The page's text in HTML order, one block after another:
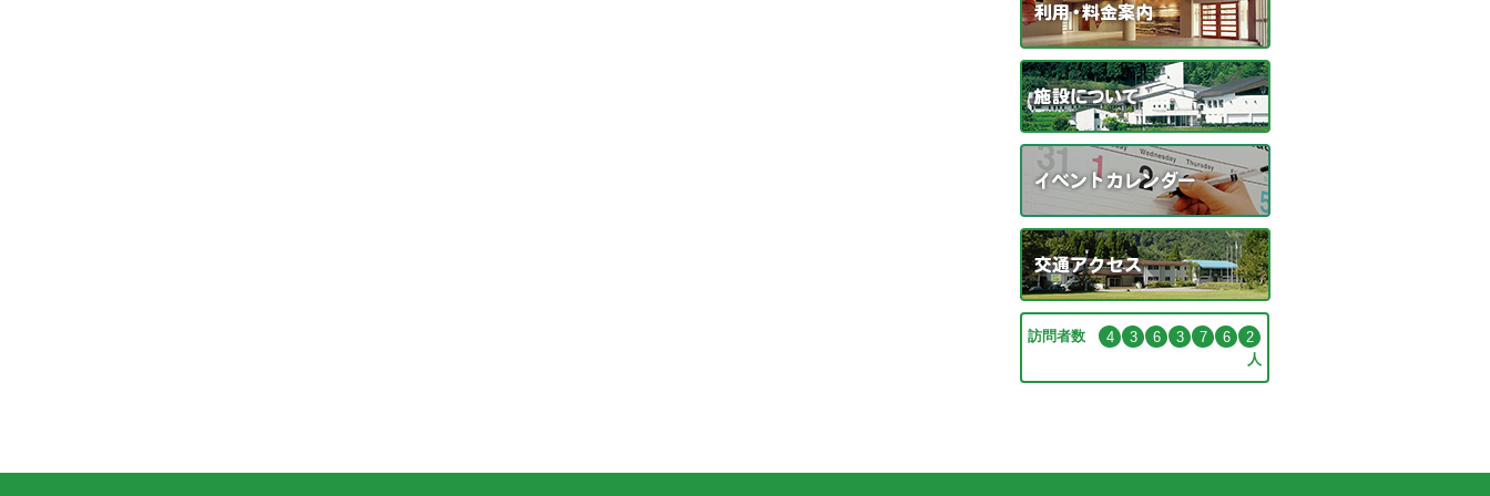
訪問者数 4 3 6 3 7 6
2
人